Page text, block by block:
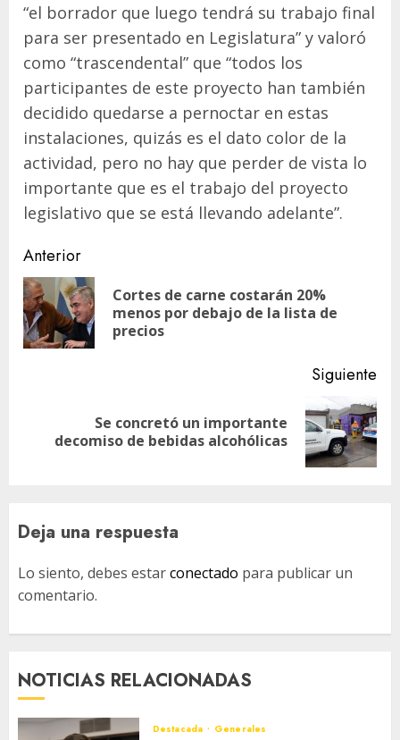
“el borrador que luego tendrá su trabajo final
para ser presentado en Legislatura” y valoró
como “trascendental” que “todos los
participantes de este proyecto han también
decidido quedarse a pernoctar en estas
instalaciones, quizás es el dato color de la
actividad, pero no hay que perder de vista lo
importante que es el trabajo del proyecto
legislativo que se está llevando adelante”.
Navegación
de
entradas
Anterior
Cortes de carne costarán 20%
menos por debajo de la lista de
precios
Siguiente
entrada:
Se concretó un importante
decomiso de bebidas alcohólicas
Deja una respuesta
Lo siento, debes estarconectado para publicar un
comentario.
NOTICIAS RELACIONADAS
Destacada Generales